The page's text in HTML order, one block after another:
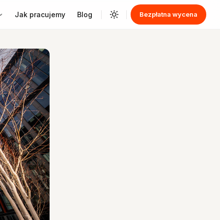
Jak pracujemy Blog Bezpłatna wycena